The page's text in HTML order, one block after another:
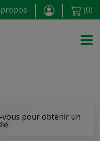
(0)
vous pour obtenir un